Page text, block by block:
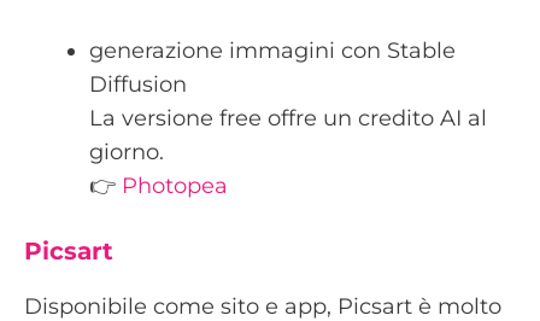
generazione immagini con Stable
Diffusion
La versione free offre un credito AI al
giorno.
👉 Photopea
Picsart
Disponibile come sito e app, Picsart è molto